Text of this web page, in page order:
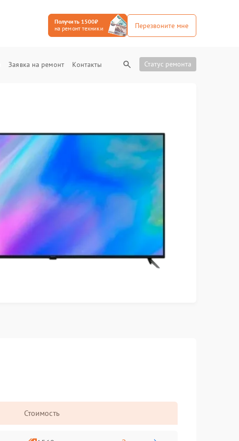
Получить 1500₽
на ремонт техники
Перезвоните мне
Заявка на ремонт Контакты Статус ремонта
Стоимость